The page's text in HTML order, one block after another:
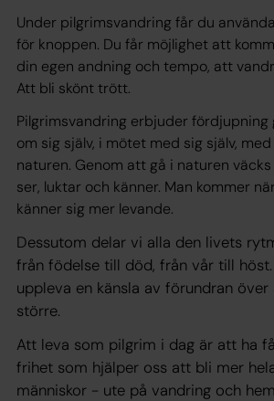
Under pilgrimsvandring får du
för knoppen. Du får möjlighet att
din egen andning och tempo, att
Att bli skönt trött.
Pilgrimsvandring erbjuder fördjupning
om sig själv, i mötet med sig själv,
naturen. Genom att gå i naturen väcks
ser, luktar och känner. Man kommer
känner sig mer levande.
Dessutom delar vi alla den livets
från födelse till död, från vår till
uppleva en känsla av förundran
större.
Att leva som pilgrim i dag är att ha
frihet som hjälper oss att bli mer
människor - ute på vandring och